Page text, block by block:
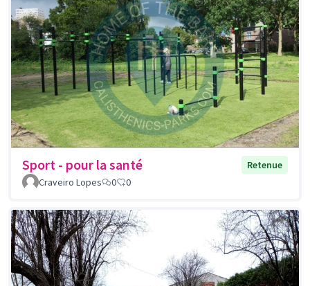
Sport - pour la santé
Retenue
Craveiro Lopes
0 0